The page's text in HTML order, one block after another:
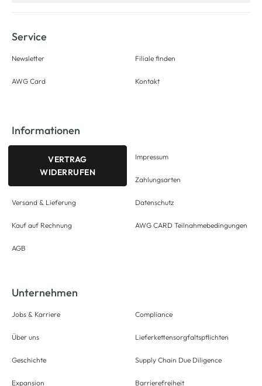
Service
Newsletter
AWG Card
Filiale finden
Kontakt
Informationen
VERTRAG
WIDERRUFEN
Versand & Lieferung
Kauf auf Rechnung
AGB
Impressum
Zahlungsarten
Datenschutz
AWG CARD Teilnahmebedingungen
Unternehmen
Jobs & Karriere
Über uns
Geschichte
Expansion
Compliance
Lieferkettensorgfaltspflichten
Supply Chain Due Diligence
Barrierefreiheit